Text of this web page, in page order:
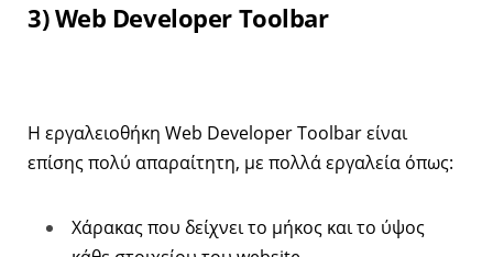
3) Web Developer Toolbar
Η εργαλειοθήκη Web Developer Toolbar είναι
επίσης πολύ απαραίτητη, με πολλά εργαλεία όπως:
Χάρακας που δείχνει το μήκος και το ύψος